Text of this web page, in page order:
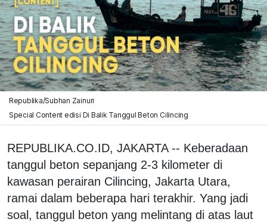
Republika/Subhan Zainuri
Special Content edisi Di Balik Tanggul Beton Cilincing
REPUBLIKA.CO.ID, JAKARTA -- Keberadaan
tanggul beton sepanjang 2-3 kilometer di
kawasan perairan Cilincing, Jakarta Utara,
ramai dalam beberapa hari terakhir. Yang jadi
soal, tanggul beton yang melintang di atas laut